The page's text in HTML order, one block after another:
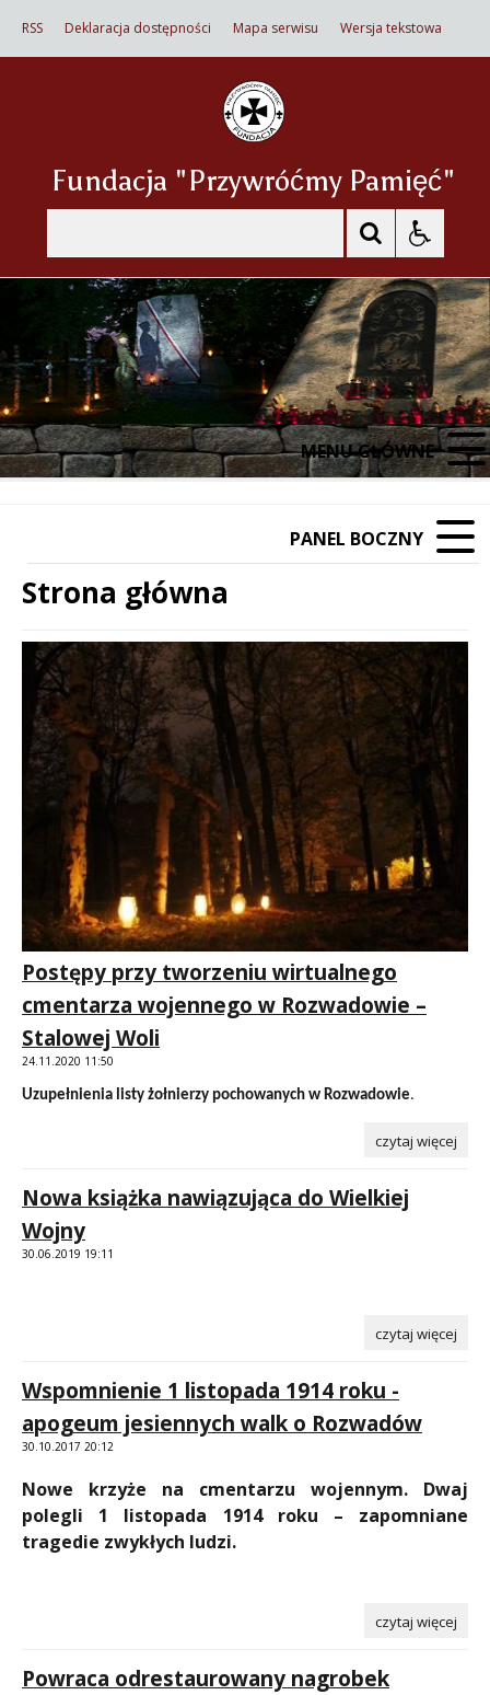
RSS Deklaracja dostępności Mapa serwisu Wersja tekstowa
Fundacja "Przywróćmy Pamięć"
MENU GŁÓWNE
PANEL BOCZNY
Strona główna
Treść
Postępy przy tworzeniu wirtualnego
cmentarza wojennego w Rozwadowie –
Stalowej Woli
24.11.2020 11:50
Uzupełnienia listy żołnierzy pochowanych w Rozwadowie.
czytaj więcej
Nowa książka nawiązująca do Wielkiej
Wojny
30.06.2019 19:11
czytaj więcej
Wspomnienie 1 listopada 1914 roku -
apogeum jesiennych walk o Rozwadów
30.10.2017 20:12
Nowe krzyże na cmentarzu
wojennym. Dwaj
polegli 1 listopada 1914 roku – zapomniane
tragedie zwykłych ludzi.
czytaj więcej
Powraca odrestaurowany nagrobek